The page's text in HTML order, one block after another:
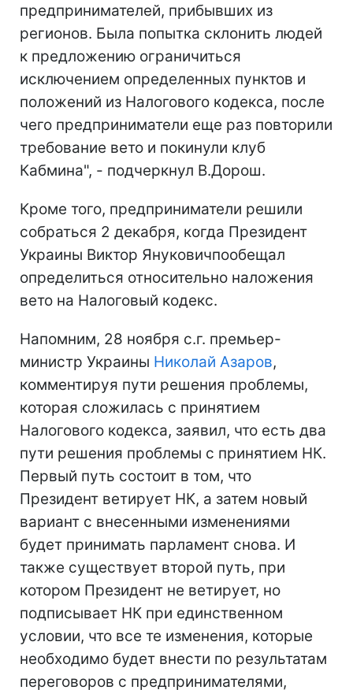
предпринимателей, прибывших из
регионов. Была попытка склонить людей
к предложению ограничиться
исключением определенных пунктов и
положений из Налогового кодекса, после
чего предприниматели еще раз повторили
требование вето и покинули клуб
Кабмина", - подчеркнул В.Дорош.
Кроме того, предприниматели решили
собраться 2 декабря, когда Президент
Украины Виктор Януковичпообещал
определиться относительно наложения
вето на Налоговый кодекс.
Напомним, 28 ноября с.г. премьер-
министр Украины Николай Азаров,
комментируя пути решения проблемы,
которая сложилась с принятием
Налогового кодекса, заявил, что есть два
пути решения проблемы с принятием НК.
Первый путь состоит в том, что
Президент ветирует НК, а затем новый
вариант с внесенными изменениями
будет принимать парламент снова. И
также существует второй путь, при
котором Президент не ветирует, но
подписывает НК при единственном
условии, что все те изменения, которые
необходимо будет внести по результатам
переговоров с предпринимателями,